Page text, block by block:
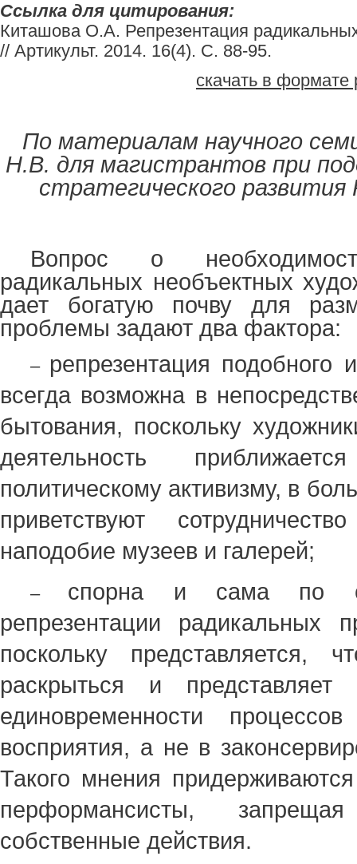
Ссылка для цитирования:
Киташова О.А. Репрезентация
// Артикульт. 2014. 16(4). С. 88-95.
скачать в формате
По материалам научного
Н.В. для магистрантов при
стратегического развития
Вопрос о
радикальных необъектных
дает богатую почву для
проблемы задают два фактора:
– репрезентация подобного
всегда возможна в
бытования, поскольку
деятельность
политическому активизму, в
приветствуют
наподобие музеев и галерей;
– спорна и сама по
репрезентации радикальных
поскольку представляется,
раскрыться и
единовременности
восприятия, а не в
Такого мнения
перформансисты, запрещая
собственные действия.